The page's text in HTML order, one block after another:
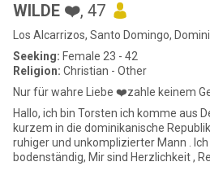
WILDE ❤️, 47
Los Alcarrizos, Santo Domingo,
Seeking: Female 23 - 42
Religion: Christian - Other
Nur für wahre Liebe ❤️zahle keinem
Hallo, ich bin Torsten ich komme aus
kurzem in die dominikanische
ruhiger und unkomplizierter Mann .
bodenständig, Mir sind Herzlichkeit ,